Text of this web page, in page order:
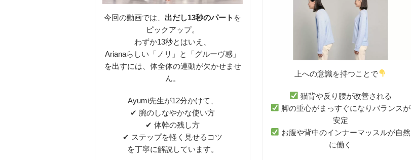
今回の動画では、 出だし13秒のパート を
ピックアップ。
わずか13秒とはいえ、
Arianaらしい「ノリ」と「グルーヴ感」
を出すには、体全体の連動が欠かせませ
ん。
Ayumi先生が12分かけて、
✔ 腕のしなやかな使い方
✔ 体幹の残し方
✔ ステップを軽く見せるコツ
を丁寧に解説しています。
上への意識を持つことで
猫背や反り腰が改善される
脚の重心がまっすぐになりバランスが
安定
お腹や背中のインナーマッスルが自然
に働く